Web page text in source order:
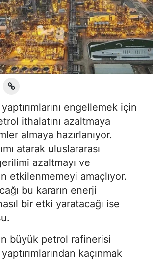
engellemek için
ithalatını azaltmaya
almaya hazırlanıyor.
atarak uluslararası
azaltmayı ve
etkilenmemeyi amaçlıyor.
bu kararın enerji
bir etki yaratacağı ise
büyük petrol rafinerisi
kaçınmak